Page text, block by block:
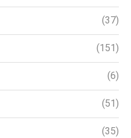
(37)
(151)
(6)
(51)
(35)